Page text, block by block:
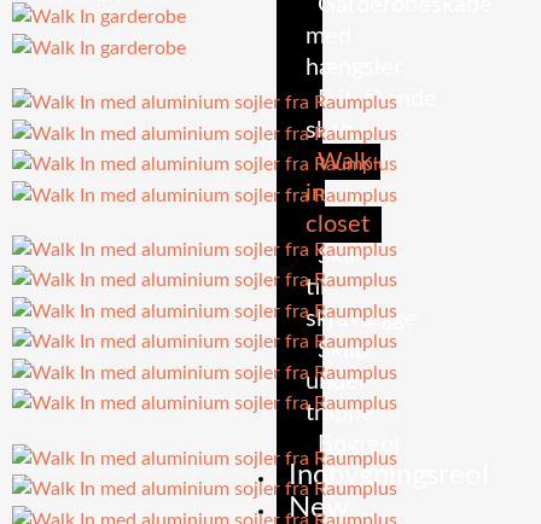
Garderobeskabe
med
hængsler
Fritstående
skab
Walk-
in
closet
Skab
til
skråvægge
Skab
under
trappe
Bogreol
Indbygningsreol
New